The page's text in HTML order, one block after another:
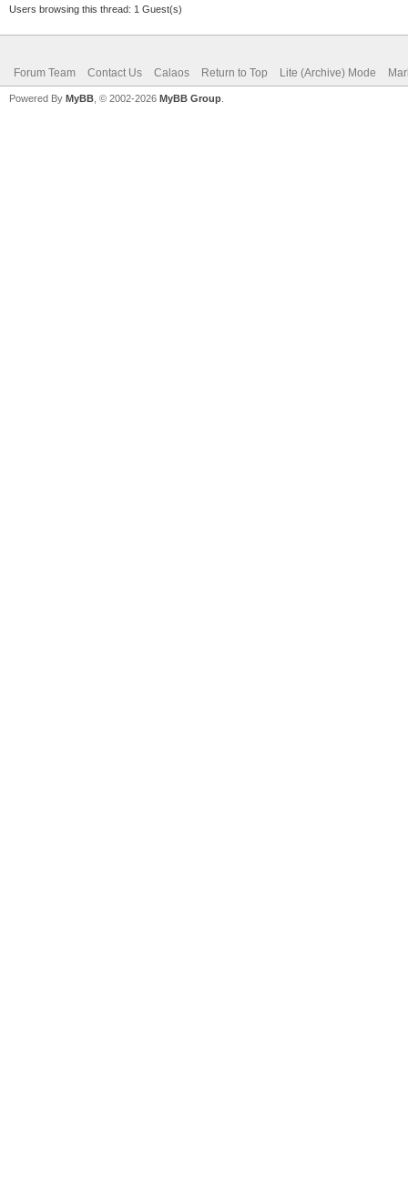
Users browsing this thread: 1 Guest(s)
Forum Team Contact Us Calaos Return to Top Lite (Archive) Mode
Powered By MyBB , © 2002-2026 MyBB Group